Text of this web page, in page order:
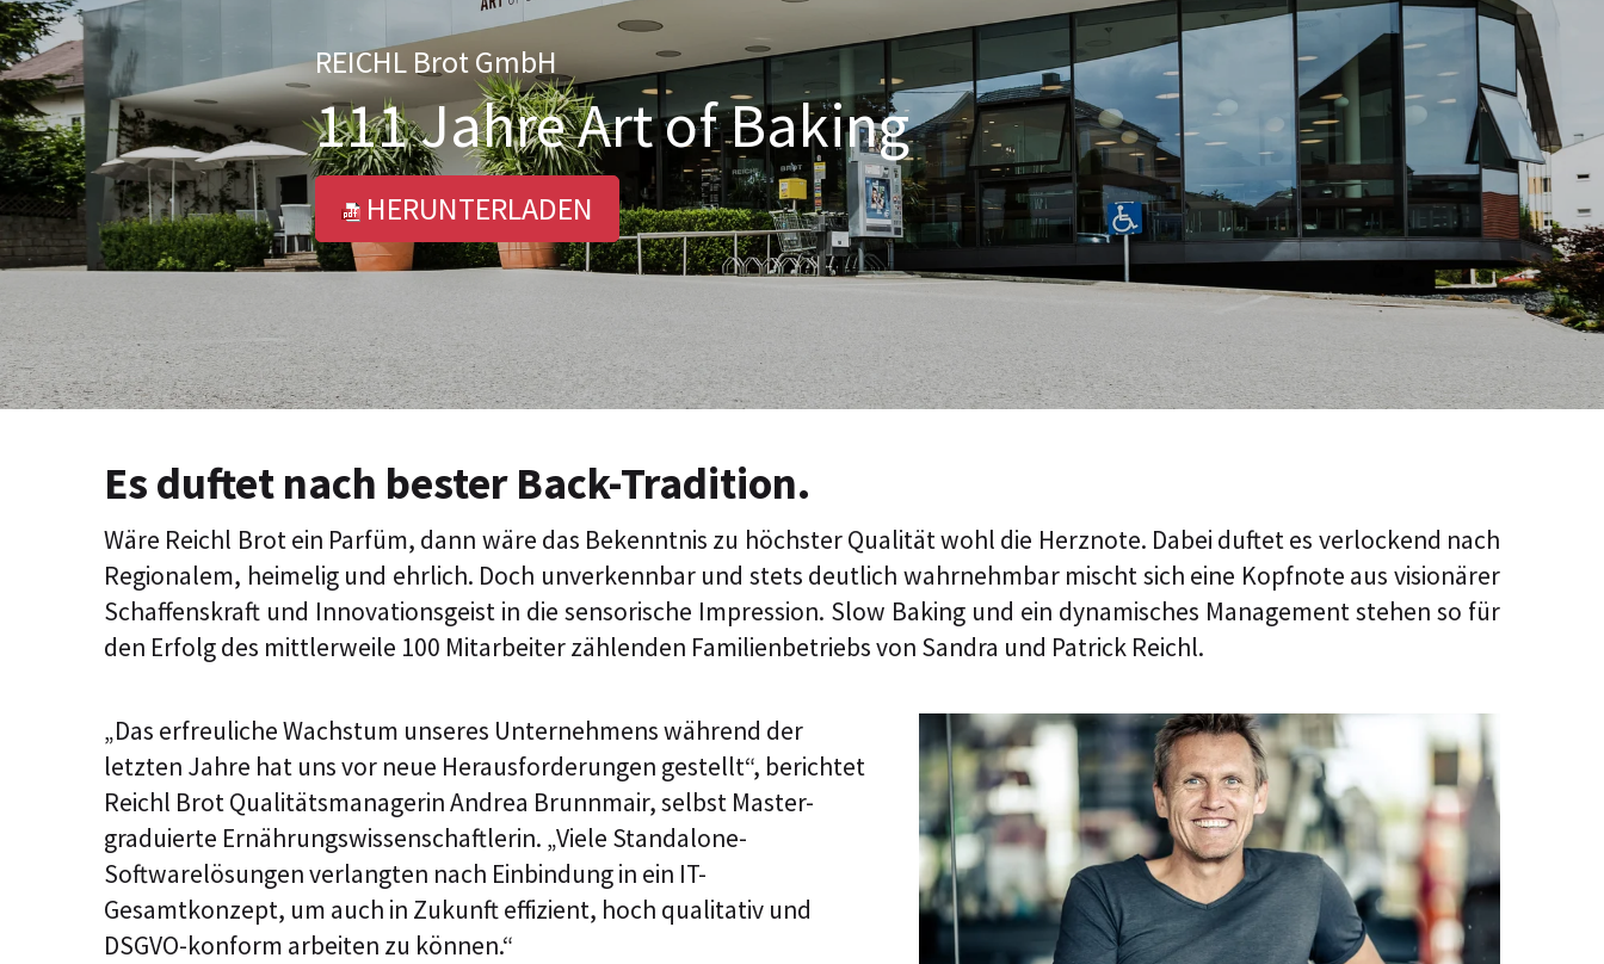
REICHL Brot GmbH
111 Jahre Art of Baking
HERUNTERLADEN
Es duftet nach bester Back-Tradition.
Wäre Reichl Brot ein Parfüm, dann wäre das Bekenntnis zu höchster Qualität wohl die Herznote. Dabei duftet es verlockend nach
Regionalem, heimelig und ehrlich. Doch unverkennbar und stets deutlich wahrnehmbar mischt sich eine Kopfnote aus visionärer
Schaffenskraft und Innovationsgeist in die sensorische Impression. Slow Baking und ein dynamisches Management stehen so für
den Erfolg des mittlerweile 100 Mitarbeiter zählenden Familienbetriebs von Sandra und Patrick Reichl.
„Das erfreuliche Wachstum unseres Unternehmens während der
letzten Jahre hat uns vor neue Herausforderungen gestellt“, berichtet
Reichl Brot Qualitätsmanagerin Andrea Brunnmair, selbst Master-
graduierte Ernährungswissenschaftlerin. „Viele Standalone-
Softwarelösungen verlangten nach Einbindung in ein IT-
Gesamtkonzept, um auch in Zukunft effizient, hoch qualitativ und
DSGVO-konform arbeiten zu können.“